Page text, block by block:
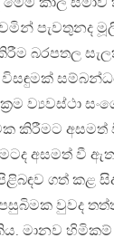
මෙම කාල
පැවතුනද
බරපතල
ව්‍යවස්ථා
කිරීමට අසමත්
අසමත් වී
ගත් කළ
වුවද
මානව